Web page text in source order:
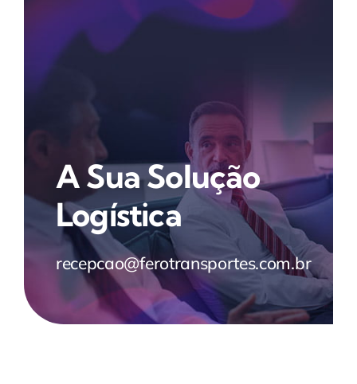
A Sua Solução
Logística
recepcao@ferotransportes.com.br